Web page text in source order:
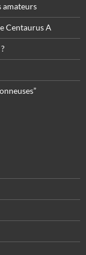
amateurs
Centaurus A